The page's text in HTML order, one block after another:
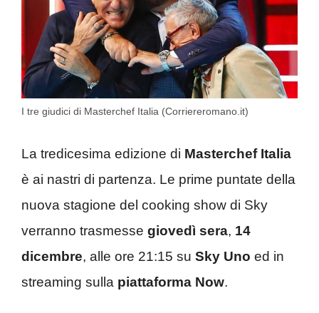
I tre giudici di Masterchef Italia (Corriereromano.it)
La tredicesima edizione di Masterchef Italia
è ai nastri di partenza. Le prime puntate della
nuova stagione del cooking show di Sky
verranno trasmesse giovedì sera, 14
dicembre, alle ore 21:15 su Sky Uno ed in
streaming sulla piattaforma Now.